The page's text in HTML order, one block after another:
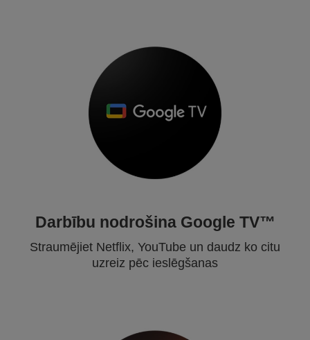
Darbību nodrošina Google TV™
Straumējiet Netflix, YouTube un daudz ko citu
uzreiz pēc ieslēgšanas